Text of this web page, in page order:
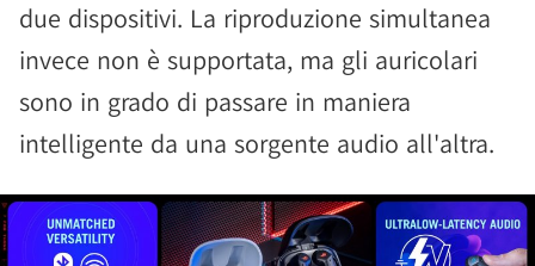
due dispositivi. La riproduzione simultanea
invece non è supportata, ma gli auricolari
sono in grado di passare in maniera
intelligente da una sorgente audio all'altra.